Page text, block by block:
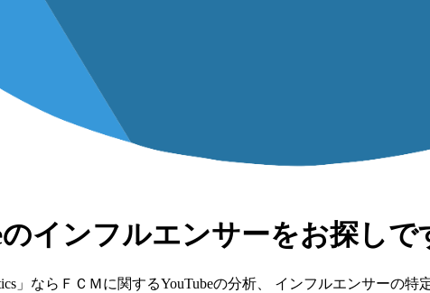
インフルエンサーをお探しで
」ならＦＣＭに関するYouTubeの分析、 インフルエンサーの